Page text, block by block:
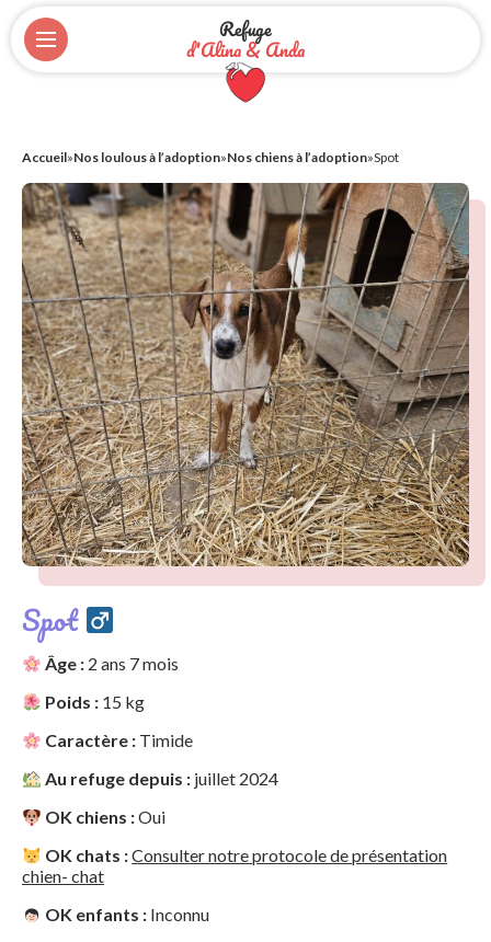
Refuge
d'Alina & Anda
Accueil»Nos loulous à l’adoption»Nos chiens à l’adoption»Spot
Spot
Âge : 2 ans 7 mois
Poids : 15 kg
Caractère : Timide
Au refuge depuis : juillet 2024
OK chiens :Oui
OK chats :Consulter notre protocole de présentation
chien- chat
OK enfants : Inconnu